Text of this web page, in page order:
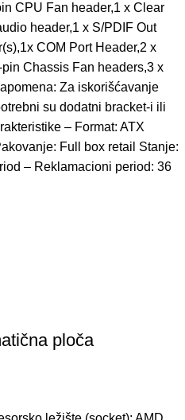
CPU Fan header,1 x Clear
header,1 x S/PDIF Out
COM Port Header,2 x
Chassis Fan headers,3 x
Za iskorišćavanje
su dodatni bracket-i ili
– Format: ATX
Full box retail Stanje:
– Reklamacioni period: 36
ploča